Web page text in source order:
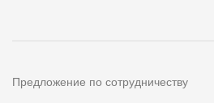
Предложение по сотрудничеству